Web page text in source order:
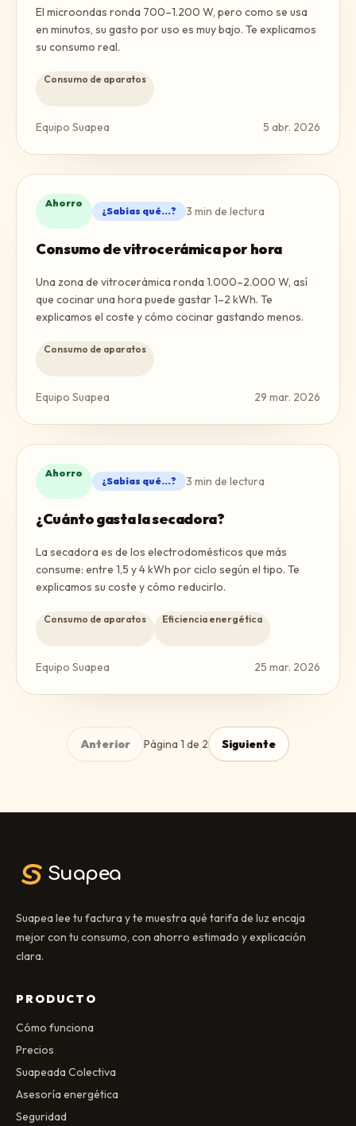
El microondas ronda 700–1.200 W, pero como se usa
en minutos, su gasto por uso es muy bajo. Te explicamos
su consumo real.
Consumo de aparatos
Equipo Suapea 5 abr. 2026
Ahorro
¿Sabías qué...? 3 min de lectura
Consumo de vitrocerámica por hora
Una zona de vitrocerámica ronda 1.000–2.000 W, así
que cocinar una hora puede gastar 1–2 kWh. Te
explicamos el coste y cómo cocinar gastando menos.
Consumo de aparatos
Equipo Suapea 29 mar. 2026
Ahorro
¿Sabías qué...? 3 min de lectura
¿Cuánto gasta la secadora?
La secadora es de los electrodomésticos que más
consume: entre 1,5 y 4 kWh por ciclo según el tipo. Te
explicamos su coste y cómo reducirlo.
Consumo de aparatos Eficiencia energética
Equipo Suapea 25 mar. 2026
Anterior Página 1 de 2 Siguiente
Suapea
Suapea lee tu factura y te muestra qué tarifa de luz encaja
mejor con tu consumo, con ahorro estimado y explicación
clara.
PRODUCTO
Cómo funciona
Precios
Suapeada Colectiva
Asesoría energética
Seguridad